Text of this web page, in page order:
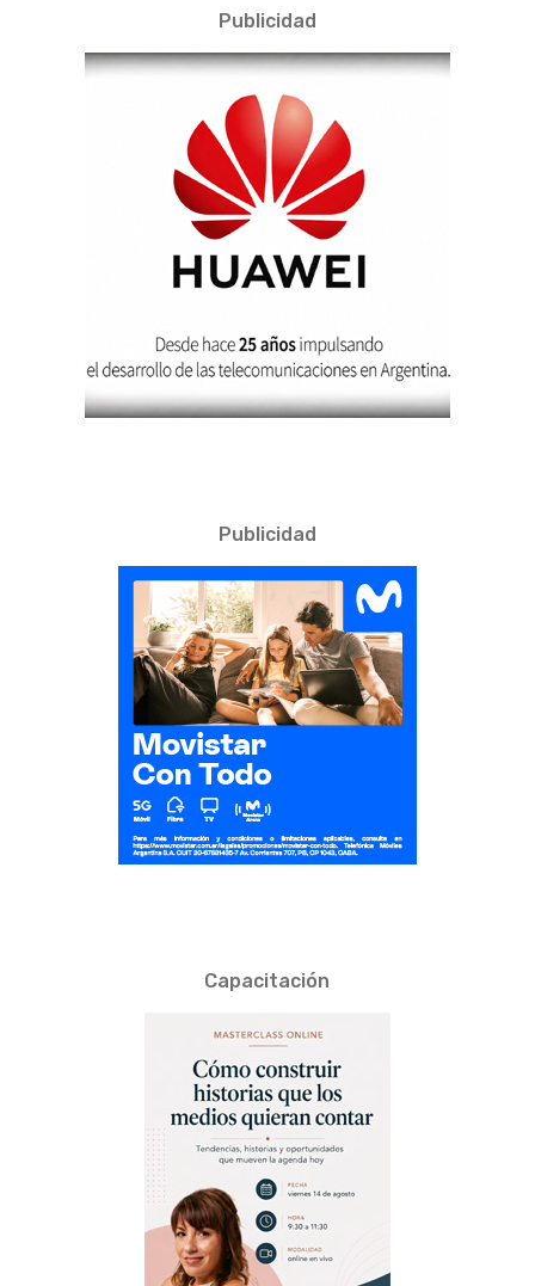
Publicidad
Publicidad
Capacitación